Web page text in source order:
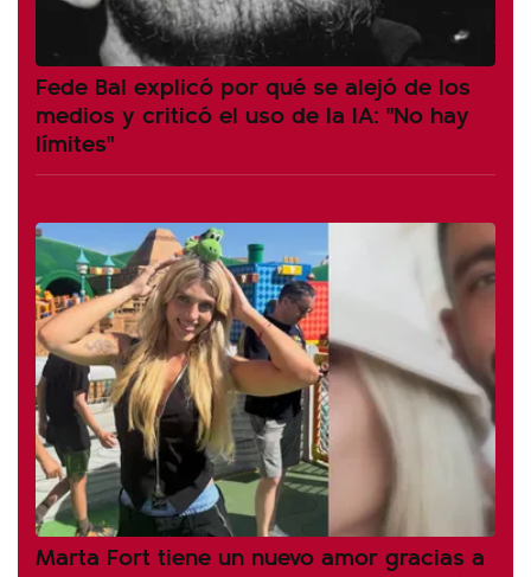
Fede Bal explicó por qué se alejó de los
medios y criticó el uso de la IA: "No hay
límites"
Marta Fort tiene un nuevo amor gracias a